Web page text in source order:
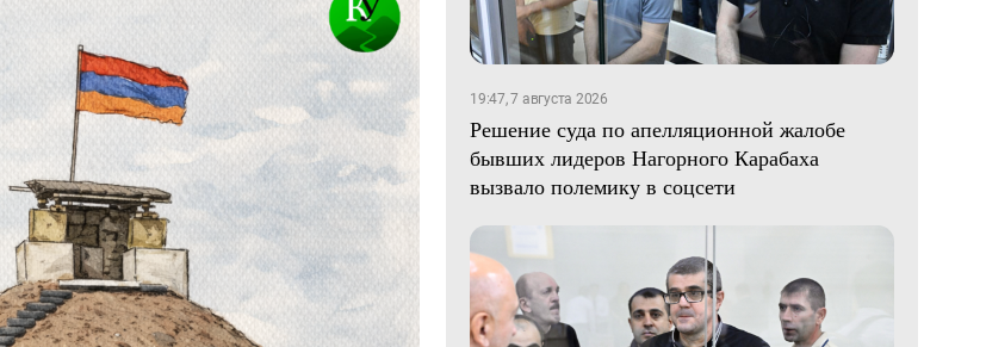
19:47, 7 августа 2026
Решение суда по апелляционной жалобе
бывших лидеров Нагорного Карабаха
вызвало полемику в соцсети